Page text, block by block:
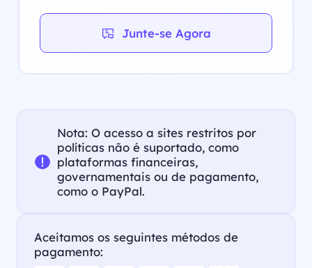
Junte-se Agora
Nota: O acesso a sites restritos por
políticas não é suportado, como
plataformas financeiras,
governamentais ou de pagamento,
como o PayPal.
Aceitamos os seguintes métodos de
pagamento: